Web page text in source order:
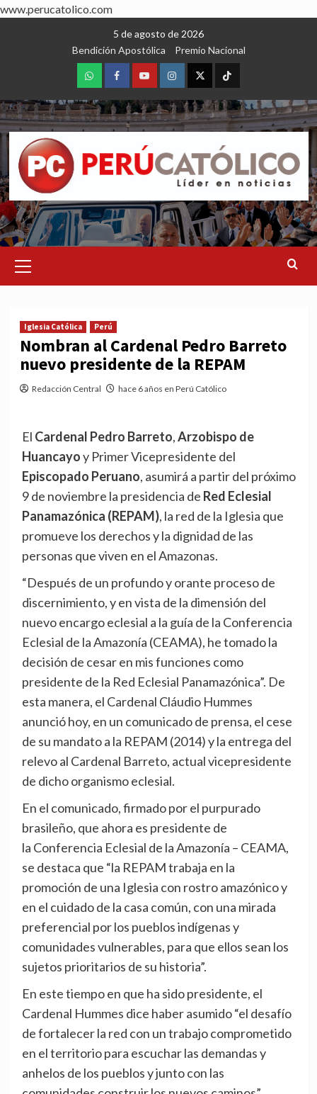
www.perucatolico.com
5 de agosto de 2026
Bendición Apostólica
Premio Nacional
WhatsAppFacebookYoutubeInstagram
X TikTok
Menu
Iglesia Católica Perú
Nombran al Cardenal Pedro Barreto
nuevo presidente de la REPAM
Redacción Central hace 6 años en Perú Católico
El Cardenal Pedro Barreto,Arzobispo de
Huancayoy Primer Vicepresidente del
Episcopado Peruano, asumirá a partir del próximo
9 de noviembre la presidencia de Red Eclesial
Panamazónica (REPAM), la red de la Iglesia que
promueve los derechos y la dignidad de las
personas que viven en el Amazonas.
“Después de un profundo y orante proceso de
discernimiento, y en vista de la dimensión del
nuevo encargo eclesial a la guía de la Conferencia
Eclesial de la Amazonía (CEAMA), he tomado la
decisión de cesar en mis funciones como
presidente de la Red Eclesial Panamazónica”. De
esta manera, el Cardenal Cláudio Hummes
anunció hoy, en un comunicado de prensa, el cese
de su mandato a la REPAM (2014) y la entrega del
relevo al Cardenal Barreto, actual vicepresidente
de dicho organismo eclesial.
En el comunicado, firmado por el purpurado
brasileño, que ahora es presidente de
la Conferencia Eclesial de la Amazonía – CEAMA,
se destaca que “la REPAM trabaja en la
promoción de una Iglesia con rostro amazónico y
en el cuidado de la casa común, con una mirada
preferencial por los pueblos indígenas y
comunidades vulnerables, para que ellos sean los
sujetos prioritarios de su historia”.
En este tiempo en que ha sido presidente, el
Cardenal Hummes dice haber asumido “el desafío
de fortalecer la red con un trabajo comprometido
en el territorio para escuchar las demandas y
anhelos de los pueblos y junto con las